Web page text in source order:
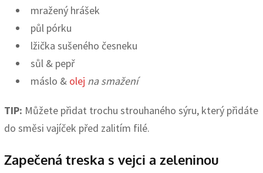
mražený hrášek
půl pórku
lžička sušeného česneku
sůl & pepř
máslo & olej na smažení
TIP: Můžete přidat trochu strouhaného sýru, který přidáte
do směsi vajíček před zalitím filé.
Zapečená treska s vejci a zeleninou